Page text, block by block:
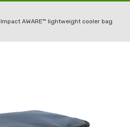
Impact AWARE™ lightweight cooler bag